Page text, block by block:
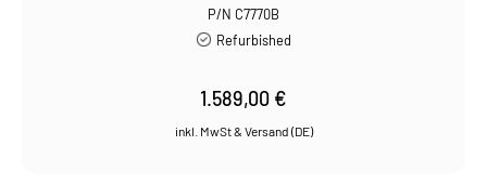
P/N C7770B
Refurbished
1.589,00 €